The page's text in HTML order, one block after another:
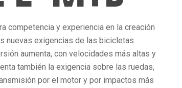
competencia y experiencia en la creación
nuevas exigencias de las bicicletas
aumenta, con velocidades más altas y
también la exigencia sobre las ruedas,
por el motor y por impactos más